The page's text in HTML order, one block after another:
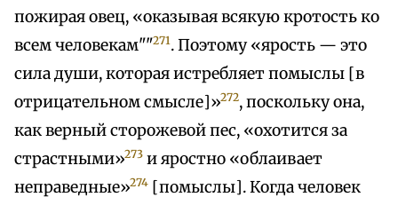
пожирая овец, «оказывая всякую кротость ко
всем человекам""271. Поэтому «ярость — это
сила души, которая истребляет помыслы [в
отрицательном смысле]»272, поскольку она,
как верный сторожевой пес, «охотится за
страстными»273 и яростно «облаивает
неправедные»274 [помыслы]. Когда человек